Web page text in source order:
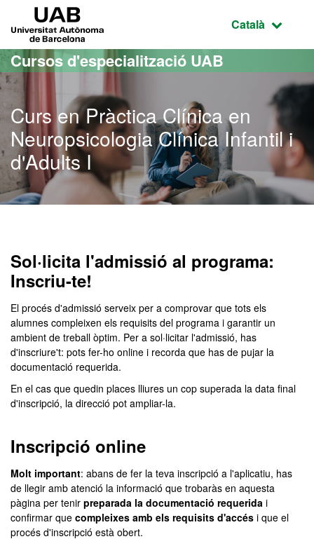
Ves al contingut principal
Ves a la navegació de la pàgina
Idioma
Català
Cursos d'especialització UAB
Curs en Pràctica Clínica en
Neuropsicologia Clínica Infantil i
d'Adults I
Sol·licita l'admissió al programa:
Inscriu-te!
El procés d'admissió serveix per a comprovar que tots els
alumnes compleixen els requisits del programa i garantir un
ambient de treball òptim. Per a sol·licitar l'admissió, has
d'inscriure't: pots fer-ho online i recorda que has de pujar la
documentació requerida.
En el cas que quedin places lliures un cop superada la data final
d'inscripció, la direcció pot ampliar-la.
Inscripció online
Molt important: abans de fer la teva inscripció a l'aplicatiu, has
de llegir amb atenció la informació que trobaràs en aquesta
pàgina per tenir preparada la documentació requerida i
confirmar que compleixes amb els requisits d'accés i que el
procés d'inscripció està obert.